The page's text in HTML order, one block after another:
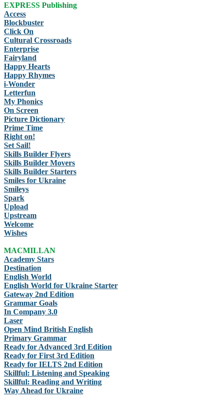
EXPRESS Publishing
Access
Blockbuster
Click On
Cultural Crossroads
Enterprise
Fairyland
Happy Hearts
Happy Rhymes
i-Wonder
Letterfun
My Phonics
On Screen
Picture Dictionary
Prime Time
Right on!
Set Sail!
Skills Builder Flyers
Skills Builder Movers
Skills Builder Starters
Smiles for Ukraine
Smileys
Spark
Upload
Upstream
Welcome
Wishes
MACMILLAN
Academy Stars
Destination
English World
English World for Ukraine Starter
Gateway 2nd Edition
Grammar Goals
In Company 3.0
Laser
Open Mind British English
Primary Grammar
Ready for Advanced 3rd Edition
Ready for First 3rd Edition
Ready for IELTS 2nd Edition
Skillful: Listening and Speaking
Skillful: Reading and Writing
Way Ahead for Ukraine